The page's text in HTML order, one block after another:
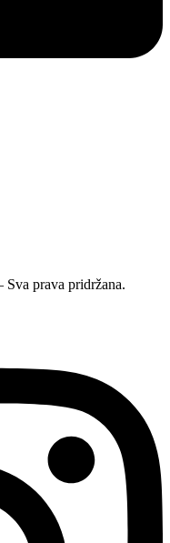
prava pridržana.